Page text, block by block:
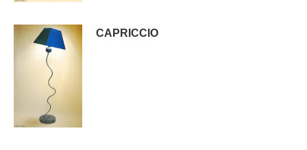
CAPRICCIO